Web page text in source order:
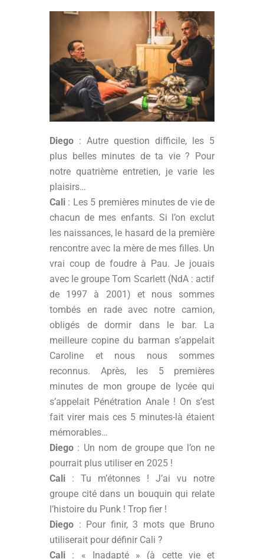
Diego : Autre question difficile, les 5
plus belles minutes de ta vie ? Pour
notre quatrième entretien, je varie les
plaisirs…
Cali : Les 5 premières minutes de vie de
chacun de mes enfants. Si l’on exclut
les naissances, le hasard de la première
rencontre avec la mère de mes filles. Un
vrai coup de foudre à Pau. Je jouais
avec le groupe Tom Scarlett (NdA : actif
de 1997 à 2001) et nous sommes
tombés en rade avec notre camion,
obligés de dormir dans le bar. La
meilleure copine du barman s’appelait
Caroline et nous nous sommes
reconnus. Après, les 5 premières
minutes de mon groupe de lycée qui
s’appelait Pénétration Anale ! On s’est
fait virer mais ces 5 minutes-là étaient
mémorables…
Diego : Un nom de groupe que l’on ne
pourrait plus utiliser en 2025 !
Cali : Tu m’étonnes ! J’ai vu notre
groupe cité dans un bouquin qui relate
l’histoire du Punk ! Trop fier !
Diego : Pour finir, 3 mots que Bruno
utiliserait pour définir Cali ?
Cali : « Inadapté » (à cette vie et